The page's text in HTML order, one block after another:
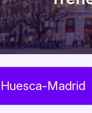
Huesca-Madrid